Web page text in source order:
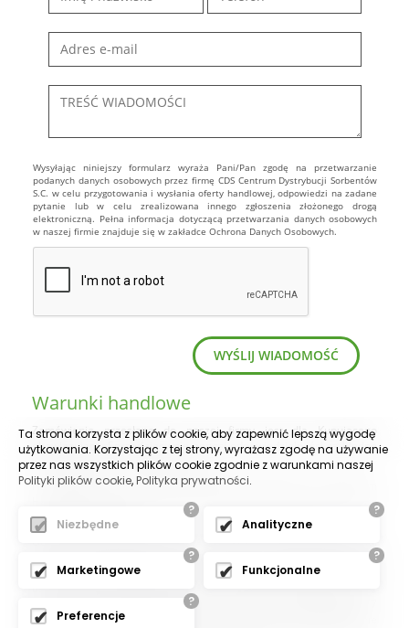
Wysyłając niniejszy formularz wyraża Pani/Pan zgodę na przetwarzanie
podanych danych osobowych przez firmę CDS Centrum Dystrybucji Sorbentów
S.C. w celu przygotowania i wysłania oferty handlowej, odpowiedzi na zadane
pytanie lub w celu zrealizowana innego zgłoszenia złożonego drogą
elektroniczną. Pełna informacja dotyczącą przetwarzania danych osobowych
w naszej firmie znajduje się w zakładce Ochrona Danych Osobowych.
Warunki handlowe
Zamówienie przesłane do naszej firmy jest dla Kupującego
obowiązujące. Sprzedający nie ponosi odpowiedzialności za błędne
zamówienie ze strony Kupującego.
Na zakupiony towar udzielamy gwarancji zgodnie z Kodeksem
Handlowym. Jeśli nie jest to inaczej wskazane udzielamy 12-sto
miesięcznej gwarancji.
Każda wada bądź uszkodzenie towaru powinno zostać wpisane na
list przewozowy/dostawczy lub należy sporządzić protokół
dostawcę przesyłki. Reklamacja musi być zgłoszona najpóźniej do 7
dni od daty doręczenia przesyłki w formie pisemnej. Odbiorca nie
Ta strona korzysta z plików cookie, aby zapewnić lepszą wygodę
użytkowania. Korzystając z tej strony, wyrażasz zgodę na używanie
przez nas wszystkich plików cookie zgodnie z warunkami naszej
Polityki plików cookie, Polityka prywatności.
?
Niezbędne
?
Analityczne
?
Marketingowe
?
Funkcjonalne
?
Preferencje